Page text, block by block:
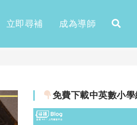
立即尋補 成為導師
免費下載中英數小學